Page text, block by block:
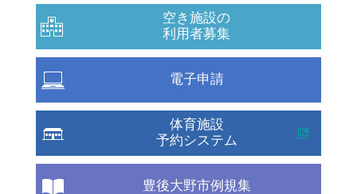
空き施設の
利用者募集
電子申請
体育施設
予約システム
豊後大野市例規集